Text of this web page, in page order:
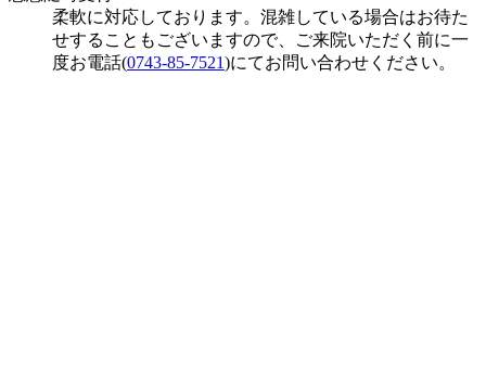
柔軟に対応しております。混雑している場合はお待た
せすることもございますので、ご来院いただく前に一
度お電話(0743-85-7521)にてお問い合わせください。